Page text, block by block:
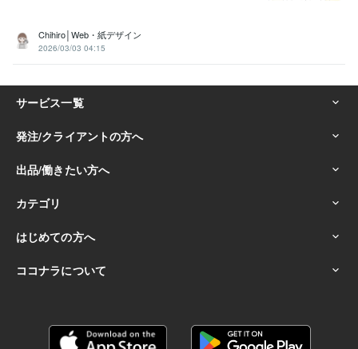
Chihiro│Web・紙デザイン
2026/03/03 04:15